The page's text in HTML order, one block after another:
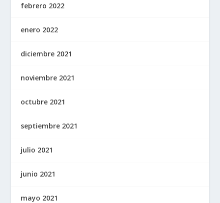
febrero 2022
enero 2022
diciembre 2021
noviembre 2021
octubre 2021
septiembre 2021
julio 2021
junio 2021
mayo 2021